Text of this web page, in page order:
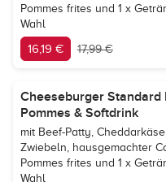
Pommes frites und 1 x
Wahl
16,19 € 17,99 €
Cheeseburger Standard
Pommes & Softdrink
mit Beef-Patty,
Zwiebeln, hausgemachter
Pommes frites und 1 x
Wahl